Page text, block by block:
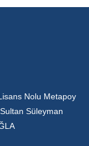
Nolu Metapoy
Süleyman